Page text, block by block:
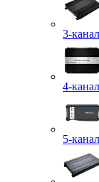
3-
4-
5-